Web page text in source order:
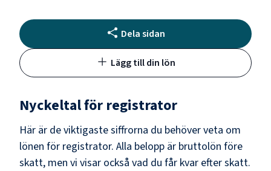
Dela sidan
Lägg till din lön
Nyckeltal för registrator
Här är de viktigaste siffrorna du behöver veta om
lönen för registrator. Alla belopp är bruttolön före
skatt, men vi visar också vad du får kvar efter skatt.